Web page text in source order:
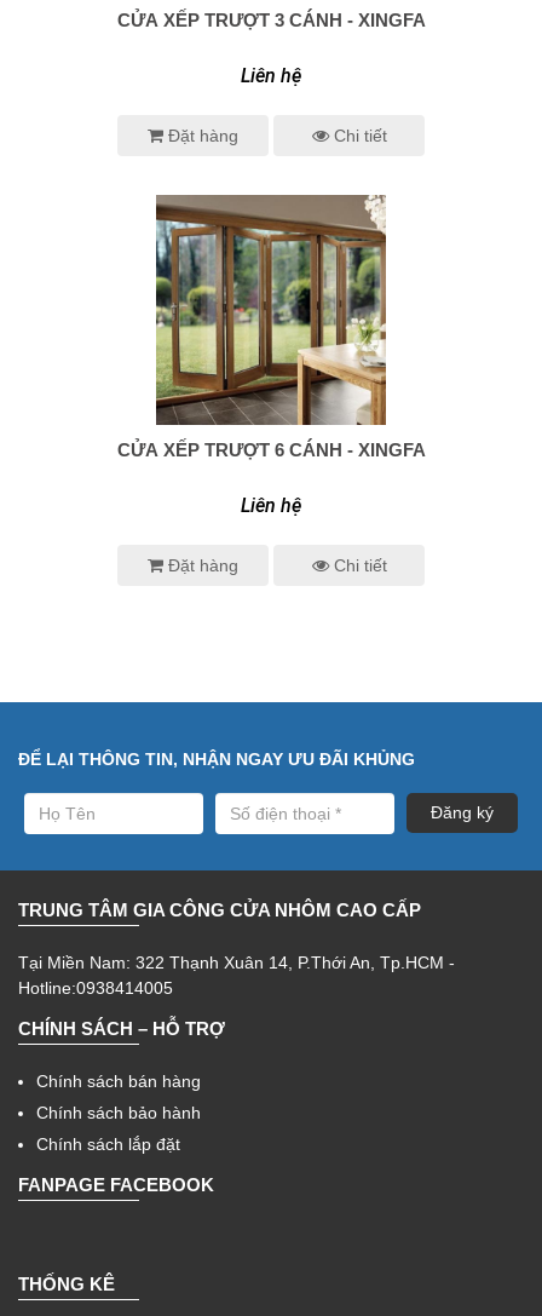
0938 414 005
CỬA XẾP TRƯỢT 3 CÁNH - XINGFA
Liên hệ
Đặt hàng Chi tiết
0938 414 005
CỬA XẾP TRƯỢT 6 CÁNH - XINGFA
Liên hệ
Đặt hàng Chi tiết
ĐỂ LẠI THÔNG TIN, NHẬN NGAY ƯU ĐÃI KHỦNG
TRUNG TÂM GIA CÔNG CỬA NHÔM CAO CẤP
Tại Miền Nam: 322 Thạnh Xuân 14, P.Thới An, Tp.HCM -
Hotline:0938414005
CHÍNH SÁCH – HỖ TRỢ
Chính sách bán hàng
Chính sách bảo hành
Chính sách lắp đặt
FANPAGE FACEBOOK
THỐNG KÊ